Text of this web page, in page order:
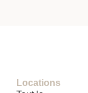
Locations